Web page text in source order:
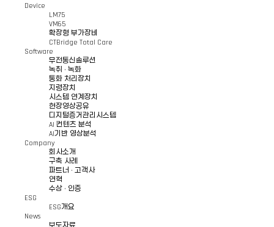
Device
LM75
VM65
확장형 부가장비
CTBridge Total Care
Software
무전통신솔루션
녹취 · 녹화
통화 처리장치
지령장치
시스템 연계장치
현장영상공유
디지털증거관리시스템
AI 컨텐츠 분석
AI기반 영상분석
Company
회사소개
구축 사례
파트너 · 고객사
연혁
수상 · 인증
ESG
ESG개요
News